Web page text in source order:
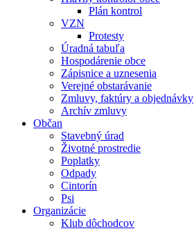
Plán kontrol
VZN
Protesty
Úradná tabuľa
Hospodárenie obce
Zápisnice a uznesenia
Verejné obstarávanie
Zmluvy, faktúry a objednávky
Archív zmluvy
Občan
Stavebný úrad
Životné prostredie
Poplatky
Odpady
Cintorín
Psi
Organizácie
Klub dôchodcov